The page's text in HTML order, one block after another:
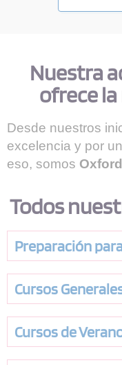
Nuestra
ofrece
Desde nuestros
excelencia y por
eso, somos
Todos
Preparación
Cursos
Cursos de